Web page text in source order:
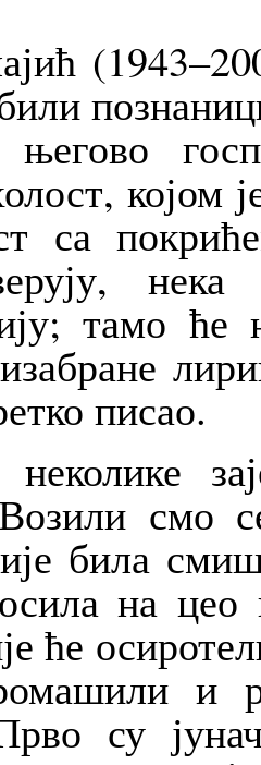
којом
са
нека
тамо ће
писао.
смо
била
на
ће
и
су